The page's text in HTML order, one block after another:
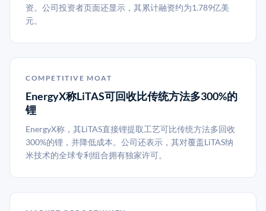
资。公司投资者页面还显示，其累计融资约为1.789亿美
元。
COMPETITIVE MOAT
EnergyX称LiTAS可回收比传统方法多300%的
锂
EnergyX称，其LiTAS直接锂提取工艺可比传统方法多回收
300%的锂，并降低成本。公司还表示，其对覆盖LiTAS纳
米技术的全球专利组合拥有独家许可。